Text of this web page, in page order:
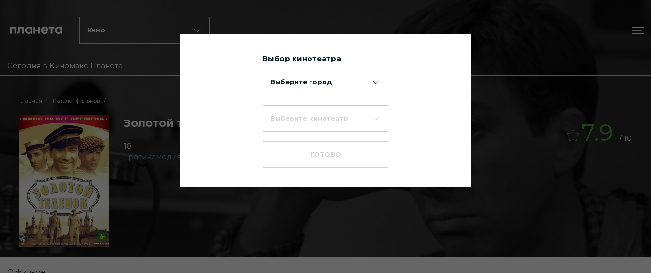
Кино
Сегодня в Киномакс Планета
Главная Каталог фильмов
Золотой теленок
18+
Трагикомедия
7.9 / 10
Выбор кинотеатра
Выберите город
Выберите кинотеатр
ГОТОВО